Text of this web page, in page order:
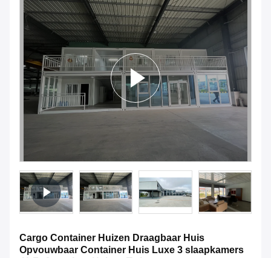
Cargo Container Huizen Draagbaar Huis
Opvouwbaar Container Huis Luxe 3 slaapkamers